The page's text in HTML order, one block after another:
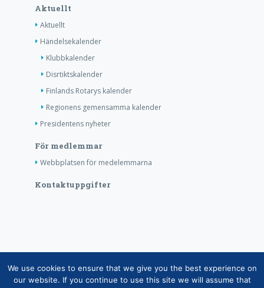
Aktuellt
Aktuellt
Händelsekalender
Klubbkalender
Disrtiktskalender
Finlands Rotarys kalender
Regionens gemensamma kalender
Presidentens nyheter
För medlemmar
Webbplatsen för medelemmarna
Kontaktuppgifter
Copyright © Finlands Rotaryservice rf 2026 |
Medelemsdatabasens datasäkerhetsanvisning|
We use cookies to ensure that we give you the best experience on
our website. If you continue to use this site we will assume that